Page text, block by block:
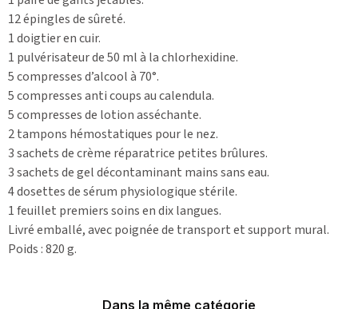
12 épingles de sûreté.
1 doigtier en cuir.
1 pulvérisateur de 50 ml à la chlorhexidine.
5 compresses d’alcool à 70°.
5 compresses anti coups au calendula.
5 compresses de lotion asséchante.
2 tampons hémostatiques pour le nez.
3 sachets de crème réparatrice petites brûlures.
3 sachets de gel décontaminant mains sans eau.
4 dosettes de sérum physiologique stérile.
1 feuillet premiers soins en dix langues.
Livré emballé, avec poignée de transport et support mural.
Poids : 820 g.
Dans la même catégorie